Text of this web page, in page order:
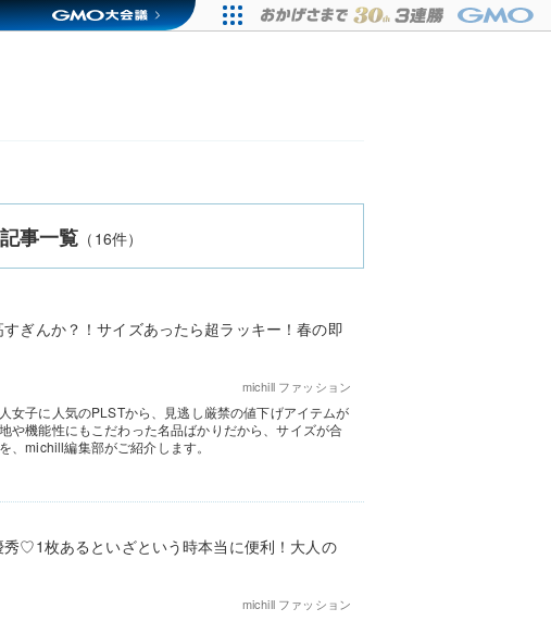
事一覧 （16件）
ぎんか？！サイズあったら超ラッキー！春の即
michill ファッション
女子に人気のPLSTから、見逃し厳禁の値下げアイテムが
機能性にもこだわった名品ばかりだから、サイズが合
michill編集部がご紹介します。
♡1枚あるといざという時本当に便利！大人の
michill ファッション